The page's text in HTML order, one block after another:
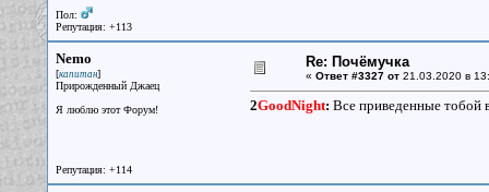
Пол:
Репутация: +113
Nemo
[капитан]
Прирожденный Джаец
Я люблю этот Форум!
Репутация: +114
Re: Почёмучка
« Ответ #3327 от21.03.2020 в
2GoodNight: Все приведенные тобой